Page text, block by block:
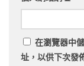
在瀏覽器中
址，以供下次發